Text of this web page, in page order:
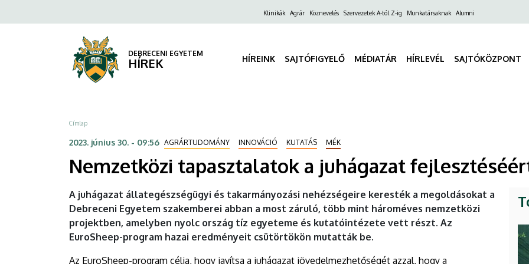
tapasztalatok
juhágazat
DEBRECENI
EGYETEM
a
FelsőKlinikák Agrár Köznevelés Szervezetek A-tól Z-ig Munkatársaknak Alumni
DEBRECENI EGYETEM
HÍREK HÍREINK SAJTÓFIGYELŐ MÉDIATÁR HÍRLEVÉL SAJTÓKÖZPONT
Morzsa
Címlap
2023. június 30. - 09:56 AGRÁRTUDOMÁNY INNOVÁCIÓ KUTATÁS MÉK
Nemzetközi tapasztalatok a juhágazat
A juhágazat állategészségügyi és takarmányozási nehézségeire keresték a megoldásokat a
Debreceni Egyetem szakemberei abban a most záruló, több mint hároméves nemzetközi
projektben, amelyben nyolc ország tíz egyeteme és kutatóintézete vett részt. Az
EuroSheep-program hazai eredményeit csütörtökön mutatták be.
Az EuroSheep-program célja, hogy javítsa a juhágazat jövedelmezhetőségét azzal, hogy a